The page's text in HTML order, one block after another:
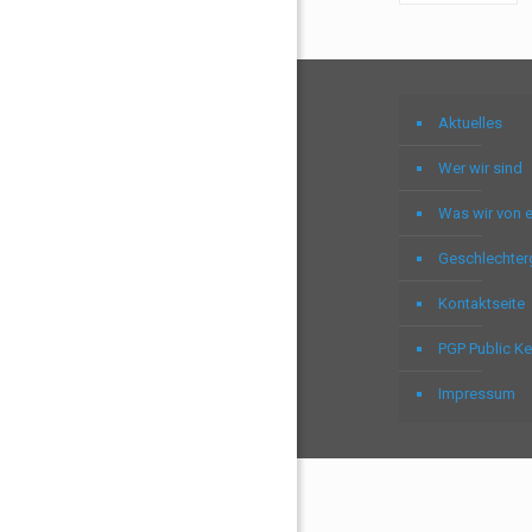
Aktuelles
Wer wir sind
Was wir von
Kontaktseite
PGP Public
Impressum